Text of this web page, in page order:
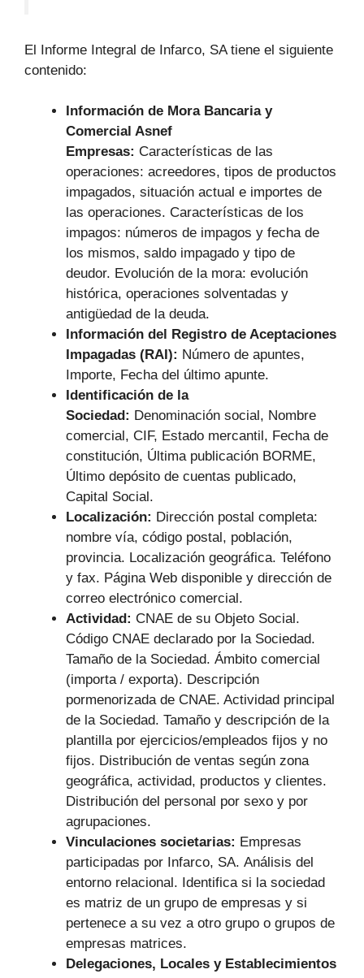
El Informe Integral de Infarco, SA tiene el siguiente
contenido:
Información de Mora Bancaria y
Comercial Asnef
Empresas: Características de las
operaciones: acreedores, tipos de productos
impagados, situación actual e importes de
las operaciones. Características de los
impagos: números de impagos y fecha de
los mismos, saldo impagado y tipo de
deudor. Evolución de la mora: evolución
histórica, operaciones solventadas y
antigüedad de la deuda.
Información del Registro de Aceptaciones
Impagadas (RAI): Número de apuntes,
Importe, Fecha del último apunte.
Identificación de la
Sociedad: Denominación social, Nombre
comercial, CIF, Estado mercantil, Fecha de
constitución, Última publicación BORME,
Último depósito de cuentas publicado,
Capital Social.
Localización: Dirección postal completa:
nombre vía, código postal, población,
provincia. Localización geográfica. Teléfono
y fax. Página Web disponible y dirección de
correo electrónico comercial.
Actividad: CNAE de su Objeto Social.
Código CNAE declarado por la Sociedad.
Tamaño de la Sociedad. Ámbito comercial
(importa / exporta). Descripción
pormenorizada de CNAE. Actividad principal
de la Sociedad. Tamaño y descripción de la
plantilla por ejercicios/empleados fijos y no
fijos. Distribución de ventas según zona
geográfica, actividad, productos y clientes.
Distribución del personal por sexo y por
agrupaciones.
Vinculaciones societarias: Empresas
participadas por Infarco, SA. Análisis del
entorno relacional. Identifica si la sociedad
es matriz de un grupo de empresas y si
pertenece a su vez a otro grupo o grupos de
empresas matrices.
Delegaciones, Locales y Establecimientos